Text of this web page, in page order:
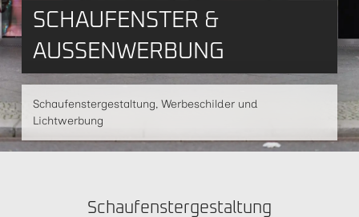
SCHAUFENSTER &
AUSSENWERBUNG
Schaufenstergestaltung, Werbeschilder und
Lichtwerbung
Schaufenstergestaltung